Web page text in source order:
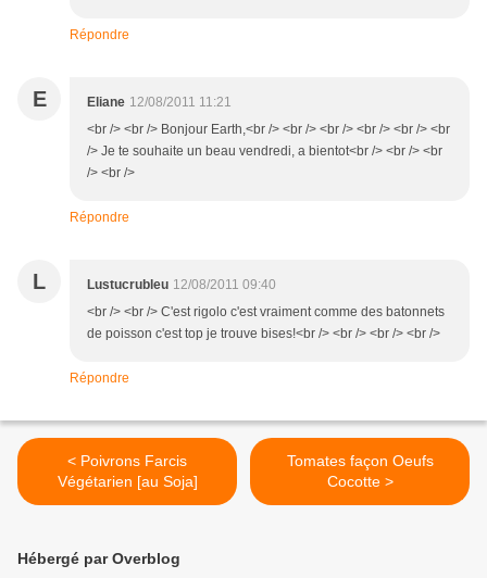
Répondre
E Eliane 12/08/2011 11:21
<br /> <br /> Bonjour Earth,<br /> <br /> <br /> <br /> <br /> <br
/> Je te souhaite un beau vendredi, a bientot<br /> <br /> <br
/> <br />
Répondre
L Lustucrubleu 12/08/2011 09:40
<br /> <br /> C'est rigolo c'est vraiment comme des batonnets
de poisson c'est top je trouve bises!<br /> <br /> <br /> <br />
Répondre
< Poivrons Farcis
Végétarien [au Soja]
Tomates façon Oeufs
Cocotte >
Hébergé par Overblog